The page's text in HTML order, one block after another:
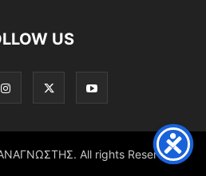
US
All rights Reserved